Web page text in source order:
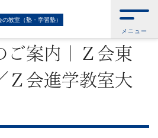
の教室（塾・学習塾）
メニュー
学習塾）>本科・講習のご案内｜Ｚ会東大進
部
ご案内｜Ｚ会東
Ｚ会進学教室大